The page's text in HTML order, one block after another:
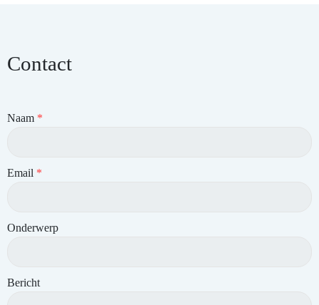
Contact
Naam *
Email *
Onderwerp
Bericht